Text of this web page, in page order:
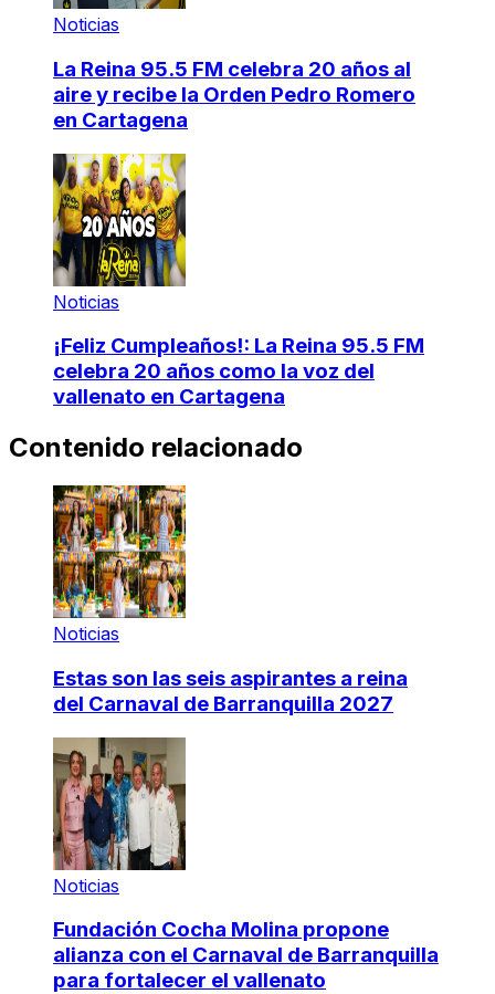
Noticias
La Reina 95.5 FM celebra 20 años al
aire y recibe la Orden Pedro Romero
en Cartagena
Noticias
¡Feliz Cumpleaños!: La Reina 95.5 FM
celebra 20 años como la voz del
vallenato en Cartagena
Contenido relacionado
Noticias
Estas son las seis aspirantes a reina
del Carnaval de Barranquilla 2027
Noticias
Fundación Cocha Molina propone
alianza con el Carnaval de Barranquilla
para fortalecer el vallenato